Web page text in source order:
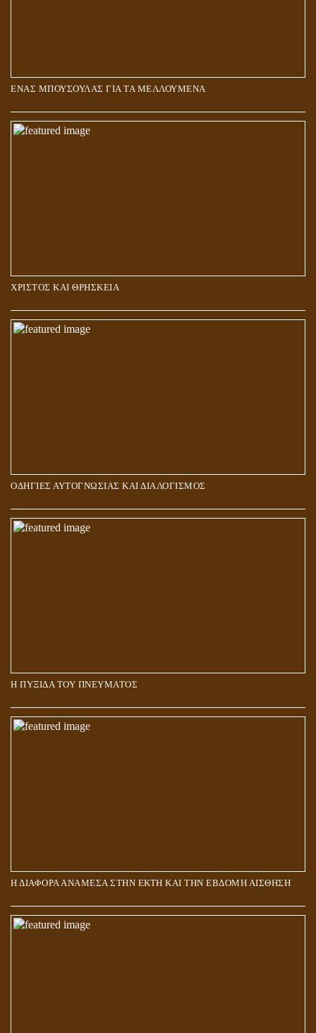
ΕΝΑΣ ΜΠΟΥΣΟΥΛΑΣ ΓΙΑ ΤΑ ΜΕΛΛΟΥΜΕΝΑ
ΧΡΙΣΤΟΣ ΚΑΙ ΘΡΗΣΚΕΙΑ
ΟΔΗΓΙΕΣ ΑΥΤΟΓΝΩΣΙΑΣ ΚΑΙ ΔΙΑΛΟΓΙΣΜΟΣ
Η ΠΥΞΙΔΑ ΤΟΥ ΠΝΕΥΜΑΤΟΣ
Η ΔΙΑΦΟΡΑ ΑΝΑΜΕΣΑ ΣΤΗΝ ΕΚΤΗ ΚΑΙ ΤΗΝ ΕΒΔΟΜΗ ΑΙΣΘΗΣΗ
Η ΕΠΑΦΗ ΜΕ ΤΟ ΠΝΕΥΜΑ
ΠΟΙΟΙ ΕΠΙΛΕΓΟΥΝ ΤΟΝ ΔΡΟΜΟ ΤΗΣ ΑΛΗΘΕΙΑΣ;
5Η ΔΙΑΣΤΑΣΗ ΚΑΙ ΠΝΕΥΜΑΤΙΚΗ ΑΡΠΑΓΗ: ΔΥΟ ΔΙΑΦΟΡΕΤΙΚΕΣ